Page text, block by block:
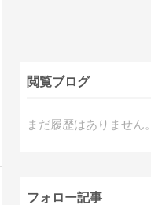
閲覧ブログ
まだ履歴はありません。
フォロー記事